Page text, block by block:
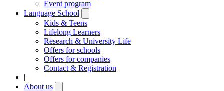
Event program
Language School
submenu
Kids & Teens
Lifelong Learners
Research & University Life
Offers for schools
Offers for companies
Contact & Registration
|
About us